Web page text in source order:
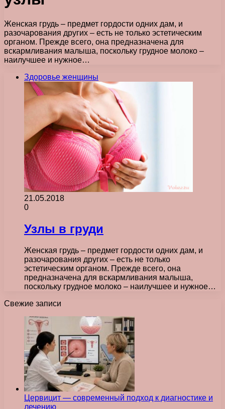
Женская грудь – предмет гордости одних дам, и
разочарования других – есть не только эстетическим
органом. Прежде всего, она предназначена для
вскармливания малыша, поскольку грудное молоко –
наилучшее и нужное…
Здоровье женщины
21.05.2018
0
Узлы в груди
Женская грудь – предмет гордости одних дам, и
разочарования других – есть не только
эстетическим органом. Прежде всего, она
предназначена для вскармливания малыша,
поскольку грудное молоко – наилучшее и нужное…
Свежие записи
Цервицит — современный подход к диагностике и
лечению